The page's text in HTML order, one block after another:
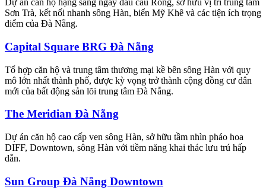
Dự án căn hộ hạng sang ngay đầu cầu Rồng, sở hữu vị trí trung tâm
Sơn Trà, kết nối nhanh sông Hàn, biển Mỹ Khê và các tiện ích trọng
điểm của Đà Nẵng.
Capital Square BRG Đà Nẵng
Tổ hợp căn hộ và trung tâm thương mại kề bên sông Hàn với quy
mô lớn nhất thành phố, được kỳ vọng trở thành cộng đồng cư dân
mới của bất động sản lõi trung tâm Đà Nẵng.
The Meridian Đà Nẵng
Dự án căn hộ cao cấp ven sông Hàn, sở hữu tầm nhìn pháo hoa
DIFF, Downtown, sông Hàn với tiềm năng khai thác lưu trú hấp
dẫn.
Sun Group Đà Nẵng Downtown